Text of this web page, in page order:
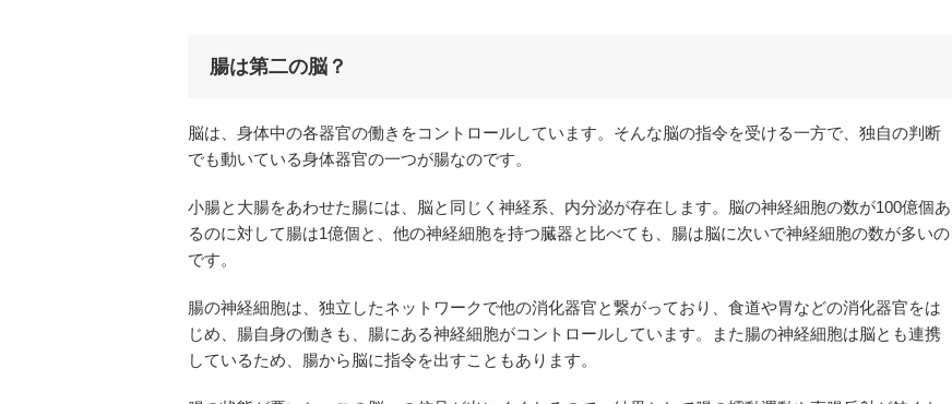
腸は第二の脳？
脳は、身体中の各器官の働きをコントロールしています。そんな脳の指令を受ける一方で、独自の判断
でも動いている身体器官の一つが腸なのです。
小腸と大腸をあわせた腸には、脳と同じく神経系、内分泌が存在します。脳の神経細胞の数が100億個あ
るのに対して腸は1億個と、他の神経細胞を持つ臓器と比べても、腸は脳に次いで神経細胞の数が多いの
です。
腸の神経細胞は、独立したネットワークで他の消化器官と繋がっており、食道や胃などの消化器官をは
じめ、腸自身の働きも、腸にある神経細胞がコントロールしています。また腸の神経細胞は脳とも連携
しているため、腸から脳に指令を出すこともあります。